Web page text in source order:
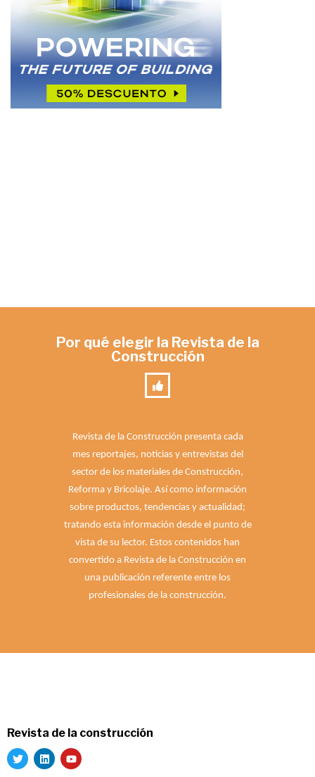
Por qué elegir la Revista de la
Construcción
Revista de la Construcción presenta cada
mes reportajes, noticias y entrevistas del
sector de los materiales de Construcción,
Reforma y Bricolaje. Así como información
sobre productos, tendencias y actualidad;
tratando esta información desde el punto de
vista de su lector. Estos contenidos han
convertido a Revista de la Construcción en
una publicación referente entre los
profesionales de la construcción.
Revista de la construcción